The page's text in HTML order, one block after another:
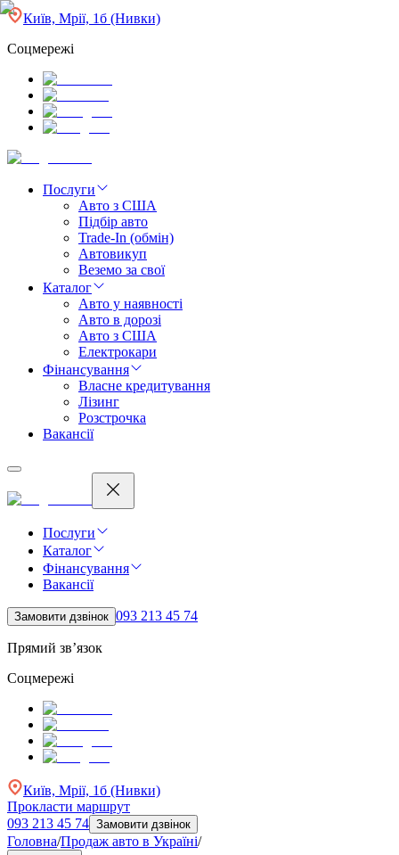
Київ, Мрії, 1б (Нивки)
Соцмережі
Послуги
Авто з США
Підбір авто
Trade-In (обмін)
Автовикуп
Веземо за свої
Каталог
Авто у наявності
Авто в дорозі
Авто з США
Електрокари
Фінансування
Власне кредитування
Лізинг
Розстрочка
Вакансії
Послуги
Каталог
Фінансування
Вакансії
Замовити дзвінок 093 213 45 74
Прямий зв’язок
Соцмережі
Київ, Мрії, 1б (Нивки)
Прокласти маршрут
093 213 45 74 Замовити дзвінок
Головна/Продаж авто в Україні/